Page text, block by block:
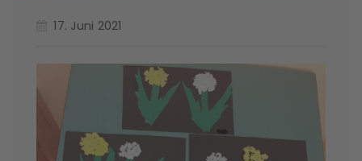
17. Juni 2021